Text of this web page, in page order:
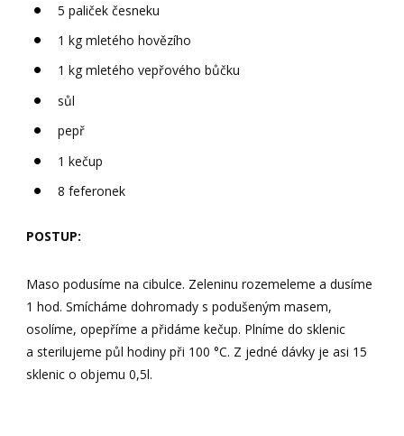
5 paliček česneku
1 kg mletého hovězího
1 kg mletého vepřového bůčku
sůl
pepř
1 kečup
8 feferonek
POSTUP:
Maso podusíme na cibulce. Zeleninu rozemeleme a dusíme
1 hod. Smícháme dohromady s podušeným masem,
osolíme, opepříme a přidáme kečup. Plníme do sklenic
a sterilujeme půl hodiny při 100 °C. Z jedné dávky je asi 15
sklenic o objemu 0,5l.